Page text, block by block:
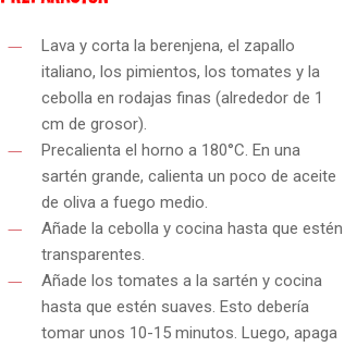
Lava y corta la berenjena, el zapallo
italiano, los pimientos, los tomates y la
cebolla en rodajas finas (alrededor de 1
cm de grosor).
Precalienta el horno a 180°C. En una
sartén grande, calienta un poco de aceite
de oliva a fuego medio.
Añade la cebolla y cocina hasta que estén
transparentes.
Añade los tomates a la sartén y cocina
hasta que estén suaves. Esto debería
tomar unos 10-15 minutos. Luego, apaga